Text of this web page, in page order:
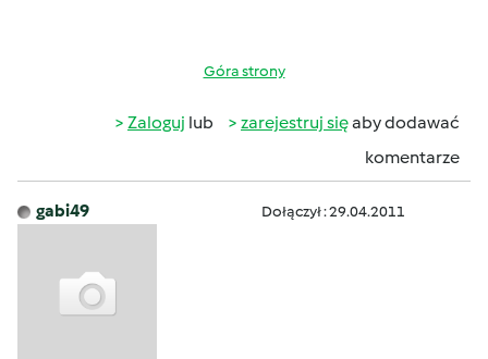
Góra strony
Zaloguj lub zarejestruj sięaby dodawać
komentarze
gabi49 Dołączył : 29.04.2011